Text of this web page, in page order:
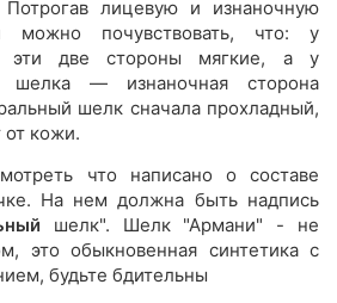
Потрогав лицевую и изнаночную
можно почувствовать, что: у
эти две стороны мягкие, а у
шелка — изнаночная сторона
шелк сначала прохладный,
от кожи.
что написано о составе
На нем должна быть надпись
шелк". Шелк "Армани" - не
это обыкновенная синтетика с
будьте бдительны